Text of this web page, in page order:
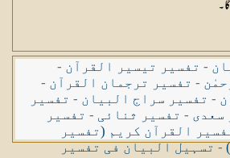
- تفسیر تیسیر القرآن -
- تفسیر ترجمان القرآن -
- تفسیر سراج البیان - تفسیر
سعدی - تفسیر ثنائی - تفسیر
القرآن کریم (تفسیر
-تسہیل البیان فی تفسیر